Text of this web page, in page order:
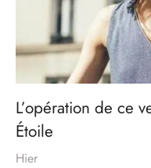
L’opération de ce
Étoile
Hier